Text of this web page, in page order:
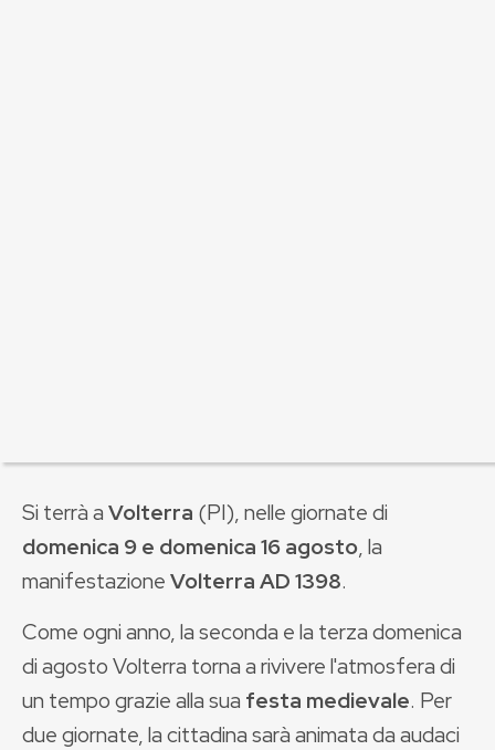
Si terrà aVolterra (PI), nelle giornate di
domenica 9 e domenica 16 agosto, la
manifestazioneVolterra AD 1398.
Come ogni anno, la seconda e la terza domenica
di agosto Volterra torna a rivivere l'atmosfera di
un tempo grazie alla sua festa medievale. Per
due giornate, la cittadina sarà animata da audaci